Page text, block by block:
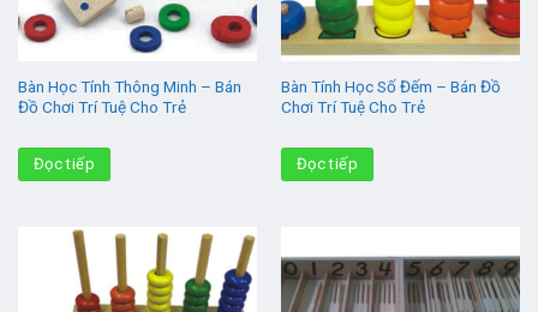
Bàn Học Tính Thông Minh – Bán
Đồ Chơi Trí Tuệ Cho Trẻ
Đọc tiếp
Bàn Tính Học Số Đếm – Bán Đồ
Chơi Trí Tuệ Cho Trẻ
Đọc tiếp